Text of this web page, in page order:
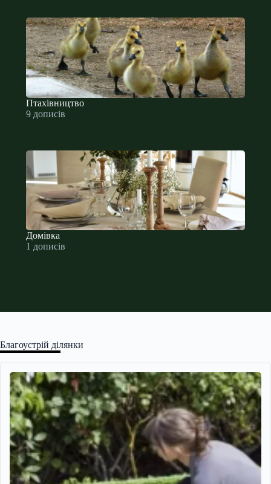
Птахівництво
9 дописів
Домівка
1 дописів
Благоустрій ділянки